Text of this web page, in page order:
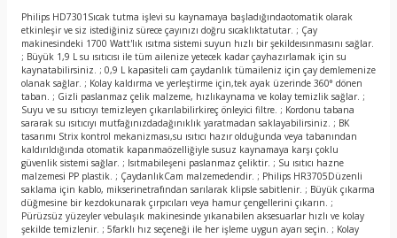
Philips HD7301Sıcak tutma işlevi su kaynamaya başladığındaotomatik olarak
etkinleşir ve siz istediğiniz sürece çayınızı doğru sıcaklıktatutar. ; Çay
makinesindeki 1700 Watt'lık ısıtma sistemi suyun hızlı bir şekildeısınmasını sağlar.
; Büyük 1,9 L su ısıtıcısı ile tüm ailenize yetecek kadar çayhazırlamak için su
kaynatabilirsiniz. ; 0,9 L kapasiteli cam çaydanlık tümaileniz için çay demlemenize
olanak sağlar. ; Kolay kaldırma ve yerleştirme için,tek ayak üzerinde 360° dönen
taban. ; Gizli paslanmaz çelik malzeme, hızlıkaynama ve kolay temizlik sağlar. ;
Suyu ve su ısıtıcıyı temizleyen çıkarılabilirkireç önleyici filtre. ; Kordonu tabana
sararak su ısıtıcıyı mutfağınızdadağınıklık yaratmadan saklayabilirsiniz. ; BK
tasarımı Strix kontrol mekanizması,su ısıtıcı hazır olduğunda veya tabanından
kaldırıldığında otomatik kapanmaözelliğiyle susuz kaynamaya karşı çoklu
güvenlik sistemi sağlar. ; Isıtmabileşeni paslanmaz çeliktir. ; Su ısıtıcı hazne
malzemesi PP plastik. ; ÇaydanlıkCam malzemedendir. ; Philips HR3705Düzenli
saklama için kablo, mikserinetrafından sarılarak klipsle sabitlenir. ; Büyük çıkarma
düğmesine bir kezdokunarak çırpıcıları veya hamur çengellerini çıkarın. ;
Pürüzsüz yüzeyler vebulaşık makinesinde yıkanabilen aksesuarlar hızlı ve kolay
şekilde temizlenir. ; 5farklı hız seçeneği ile her işleme uygun ayarı seçin. ; Kolay